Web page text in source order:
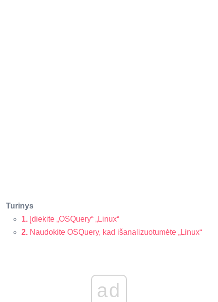
Turinys
1. Įdiekite „OSQuery“ „Linux“
2. Naudokite OSQuery, kad išanalizuotumėte „Linux“
ad